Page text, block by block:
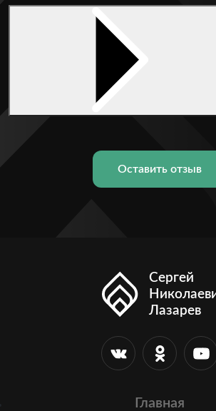
Оставить отзыв
Сергей
Лазарев
Главная